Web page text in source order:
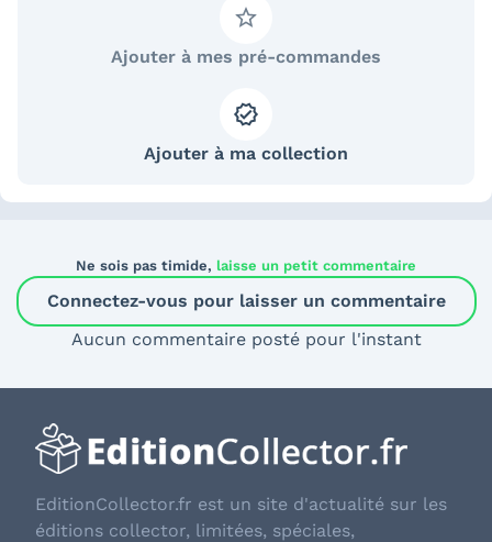
Ajouter à mes pré-commandes
Ajouter à ma collection
Ne sois pas timide, laisse un petit commentaire
Connectez-vous pour laisser un commentaire
Aucun commentaire posté pour l'instant
EditionCollector.fr est un site d'actualité sur les
éditions collector, limitées, spéciales,